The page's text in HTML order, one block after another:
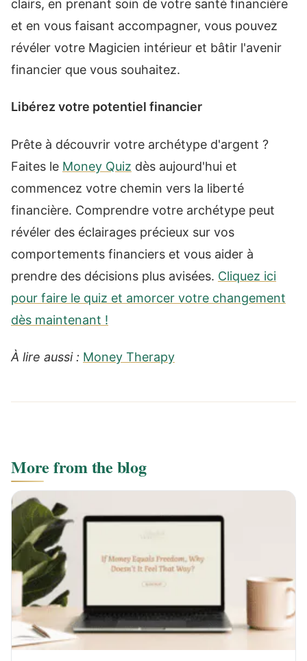
clairs, en prenant soin de votre santé financière
et en vous faisant accompagner, vous pouvez
révéler votre Magicien intérieur et bâtir l'avenir
financier que vous souhaitez.
Libérez votre potentiel financier
Prête à découvrir votre archétype d'argent ?
Faites le Money Quiz dès aujourd'hui et
commencez votre chemin vers la liberté
financière. Comprendre votre archétype peut
révéler des éclairages précieux sur vos
comportements financiers et vous aider à
prendre des décisions plus avisées. Cliquez ici
pour faire le quiz et amorcer votre changement
dès maintenant !
À lire aussi : Money Therapy
More from the blog